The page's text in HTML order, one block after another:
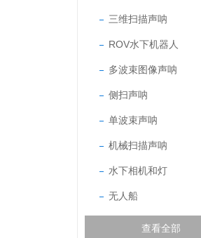
三维扫描声呐
ROV水下机器人
多波束图像声呐
侧扫声呐
单波束声呐
机械扫描声呐
水下相机和灯
无人船
查看全部